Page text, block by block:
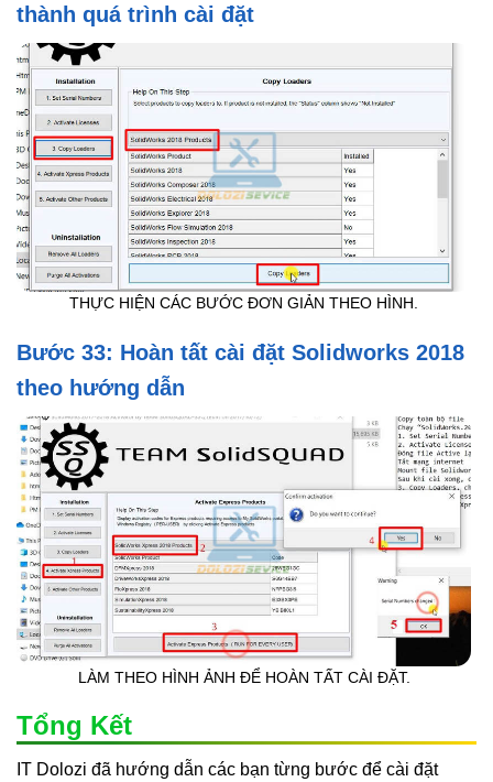
thành quá trình cài đặt
THỰC HIỆN CÁC BƯỚC ĐƠN GIẢN THEO HÌNH.
Bước 33: Hoàn tất cài đặt Solidworks 2018
theo hướng dẫn
LÀM THEO HÌNH ẢNH ĐỂ HOÀN TẤT CÀI ĐẶT.
Tổng Kết
IT Dolozi đã hướng dẫn các bạn từng bước để cài đặt